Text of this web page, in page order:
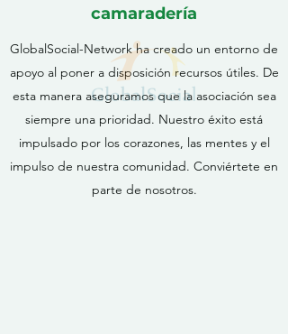
camaradería
GlobalSocial-Network ha creado un entorno de
apoyo al poner a disposición recursos útiles. De
esta manera aseguramos que la asociación sea
siempre una prioridad. Nuestro éxito está
impulsado por los corazones, las mentes y el
impulso de nuestra comunidad. Conviértete en
parte de nosotros.